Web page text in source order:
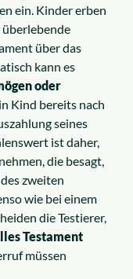
ein. Kinder erben
überlebende
über das
kann es
oder
Kind bereits nach
seines
ist daher,
die besagt,
zweiten
wie bei einem
die Testierer,
Testament
müssen